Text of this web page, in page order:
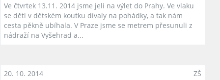
Ve čtvrtek 13.11. 2014 jsme jeli na výlet do Prahy. Ve vlaku
se děti v dětském koutku dívaly na pohádky, a tak nám
cesta pěkně ubíhala. V Praze jsme se metrem přesunuli z
nádraží na Vyšehrad a...
20. 10. 2014 ZŠ